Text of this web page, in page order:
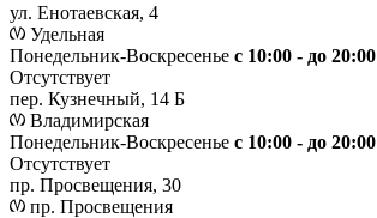
ул. Енотаевская, 4
Удельная
Понедельник-Воскресенье с 10:00 - до 20:00
Отсутствует
пер. Кузнечный, 14 Б
Владимирская
Понедельник-Воскресенье с 10:00 - до 20:00
Отсутствует
пр. Просвещения, 30
пр. Просвещения